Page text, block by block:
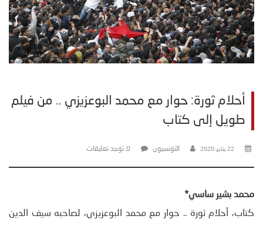
أحلام ثورة: حوار مع محمد البوعزيزي .. من فيلم
طويل إلى كتاب
22 يناير، 2020 التونسيون لا توجد تعليقات
محمد بشير ساسي*
كتاب، أحلام ثورة .. حوار مع محمد البوعزيزي، لصاحبه سيف الدين